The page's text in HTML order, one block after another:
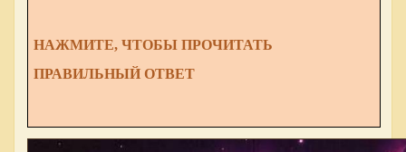
НАЖМИТЕ, ЧТОБЫ ПРОЧИТАТЬ
ПРАВИЛЬНЫЙ ОТВЕТ